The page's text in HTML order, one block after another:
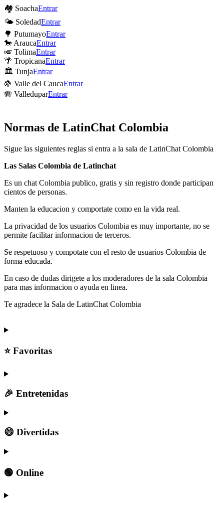
🏘 SoachaEntrar
🌤 SoledadEntrar
🌳 PutumayoEntrar
🐎 AraucaEntrar
🎺 TolimaEntrar
🌴 TropicanaEntrar
🏛 TunjaEntrar
🍇 Valle del CaucaEntrar
🪗 ValleduparEntrar
Normas de LatinChat Colombia
Sigue las siguientes reglas si entra a la sala de LatinChat Colombia
Las Salas Colombia de Latinchat
Es un chat Colombia publico, gratis y sin registro donde participan
cientos de personas.
Manten la educacion y comportate como en la vida real.
La privacidad de los usuarios Colombia es muy importante, no se
permite facilitar informacion de terceros.
Se respetuoso y compotate con el resto de usuarios Colombia de
forma educada.
En caso de dudas dirigete a los moderadores de la sala Colombia
para mas informacion o ayuda en linea.
Te agradece la Sala de LatinChat Colombia
⭐ Favoritas
🎉 Entretenidas
😄 Divertidas
🟢 Online